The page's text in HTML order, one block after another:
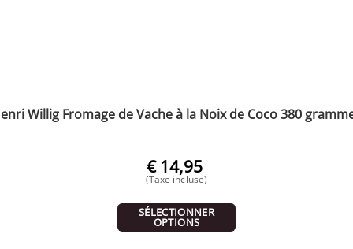
Willig Fromage de Vache à la Noix de Coco 380
€ 14,95
(Taxe incluse)
SÉLECTIONNER
OPTIONS